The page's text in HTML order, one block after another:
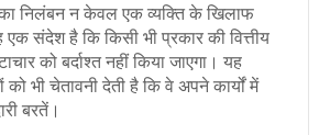
निलंबन न केवल एक व्यक्ति के खिलाफ
एक संदेश है कि किसी भी प्रकार की वित्तीय
को बर्दाश्त नहीं किया जाएगा। यह
को भी चेतावनी देती है कि वे अपने कार्यों में
बरतें।